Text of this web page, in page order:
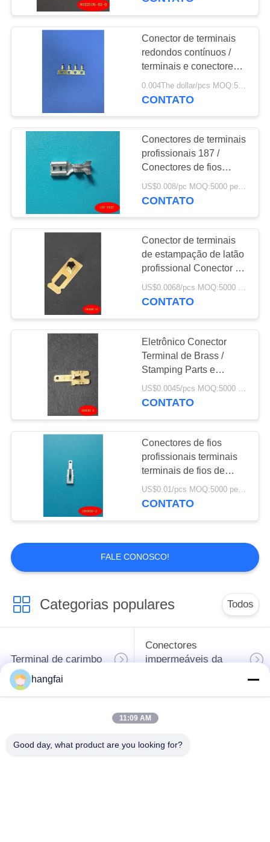
Conector de terminais
redondos contínuos /
terminais e conectores
de fios
CONTATO
Conectores de terminais
profissionais 187 /
Conectores de fios
automáticos
CONTATO
Conector de terminais
de estampação de latão
profissional Conector de
cabo elétrico
US$0.0068/pcs MOQ:5000 peças
CONTATO
Eletrônico Conector
Terminal de Brass /
Stamping Parts e
Conector de Brass
US$0.0045/pcs MOQ:5000 peças
CONTATO
Conectores de fios
profissionais terminais
terminais de fios de
latão resistência à
corrosão
US$0.01/pcs MOQ:5000 peças
CONTATO
FALE CONOSCO!
Categorias populares Todos
Terminal de carimbo
Conectores
impermeáveis da
encabeçamento do
hangfai
11:09 AM
Good day, what product are you looking for?